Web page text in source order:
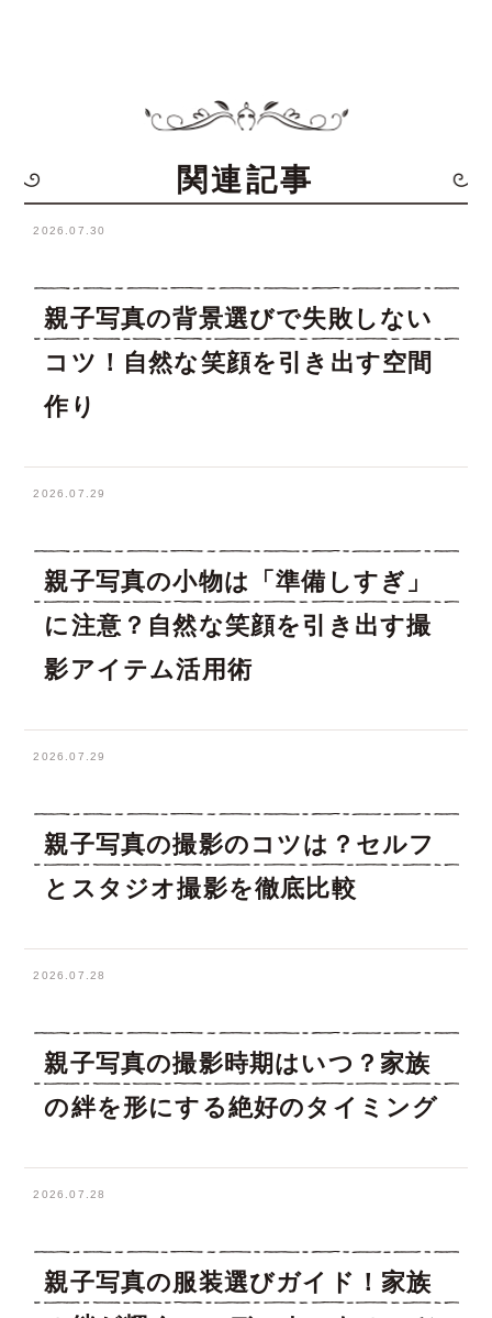
関連記事
2026.07.30
親子写真の背景選びで失敗しない
コツ！自然な笑顔を引き出す空間
作り
2026.07.29
親子写真の小物は「準備しすぎ」
に注意？自然な笑顔を引き出す撮
影アイテム活用術
2026.07.29
親子写真の撮影のコツは？セルフ
とスタジオ撮影を徹底比較
2026.07.28
親子写真の撮影時期はいつ？家族
の絆を形にする絶好のタイミング
2026.07.28
親子写真の服装選びガイド！家族